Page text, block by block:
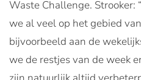
Waste Challenge. Strooker:
we al veel op het gebied
bijvoorbeeld aan de
we de restjes van de week